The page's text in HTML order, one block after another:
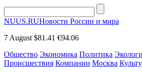
NUUS.RUНовости России и мира
7 August $81.41 €94.06
Общество Экономика Политика
Происшествия Компании Москва